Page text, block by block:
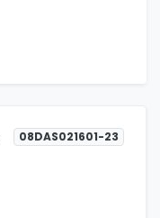
08DAS021601-23